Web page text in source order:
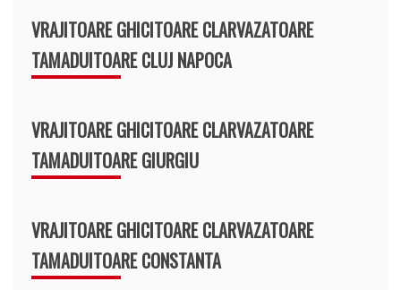
VRAJITOARE GHICITOARE CLARVAZATOARE
TAMADUITOARE CLUJ NAPOCA
VRAJITOARE GHICITOARE CLARVAZATOARE
TAMADUITOARE GIURGIU
VRAJITOARE GHICITOARE CLARVAZATOARE
TAMADUITOARE CONSTANTA